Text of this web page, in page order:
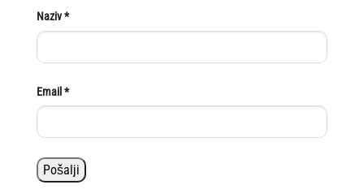
Naziv*
Email *